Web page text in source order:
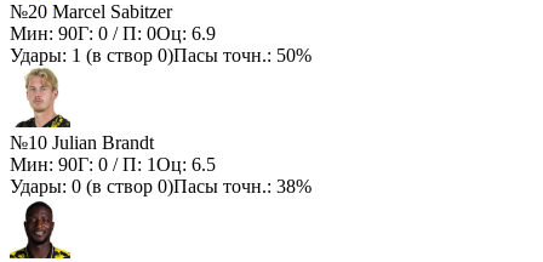
№20 Marcel Sabitzer
Мин: 90Г: 0 / П: 0Оц: 6.9
Удары: 1 (в створ 0)Пасы точн.: 50%
№10 Julian Brandt
Мин: 90Г: 0 / П: 1Оц: 6.5
Удары: 0 (в створ 0)Пасы точн.: 38%